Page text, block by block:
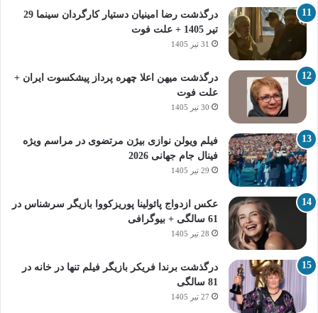
درگذشت رضا امینیان دستیار کارگردان سینما 29
تیر 1405 + علت فوت
31 تیر 1405
درگذشت میهن اعلا چهره پرداز پیشکسوت ایران +
علت فوت
30 تیر 1405
فیلم ویولن نوازی بیژن مرتضوی در مراسم ویژه
فینال جام جهانی 2026
29 تیر 1405
عکس ازدواج پائولینا پوریزکووا بازیگر سرشناس در
61 سالگی + بیوگرافی
28 تیر 1405
درگذشت برندا فریکر بازیگر فیلم تنها در خانه در
81 سالگی
27 تیر 1405